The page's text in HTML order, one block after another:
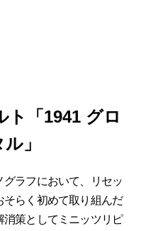
ト「1941 グロ
」
ラフにおいて、リセッ
そらく初めて取り組んだ
策としてミニッツリピ